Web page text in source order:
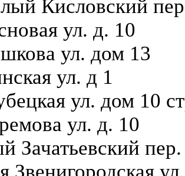
Кисловский
ул. д. 10
ул. дом 13
ул. д 1
ул. дом 10
ул. д. 10
Зачатьевский